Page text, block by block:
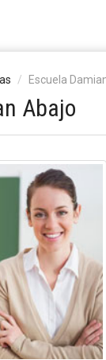
Escuela
Abajo